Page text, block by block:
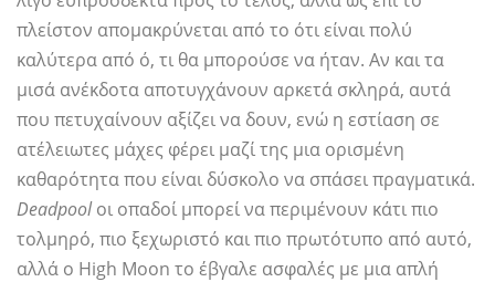
πλείστον απομακρύνεται από το ότι είναι πολύ
καλύτερα από ό, τι θα μπορούσε να ήταν. Αν και τα
μισά ανέκδοτα αποτυγχάνουν αρκετά σκληρά, αυτά
που πετυχαίνουν αξίζει να δουν, ενώ η εστίαση σε
ατέλειωτες μάχες φέρει μαζί της μια ορισμένη
καθαρότητα που είναι δύσκολο να σπάσει πραγματικά.
Deadpoolοι οπαδοί μπορεί να περιμένουν κάτι πιο
τολμηρό, πιο ξεχωριστό και πιο πρωτότυπο από αυτό,
αλλά ο High Moon το έβγαλε ασφαλές με μια απλή